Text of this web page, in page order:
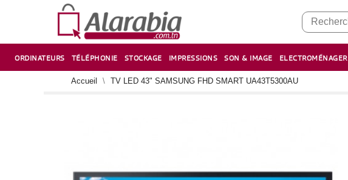
ORDINATEURS TÉLÉPHONIE STOCKAGE IMPRESSIONS SON & IMAGE ELECTROMÉNAGER
Accueil TV LED 43" SAMSUNG FHD SMART UA43T5300AU